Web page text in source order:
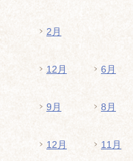
2月
12月 6月
9月 8月
12月 11月